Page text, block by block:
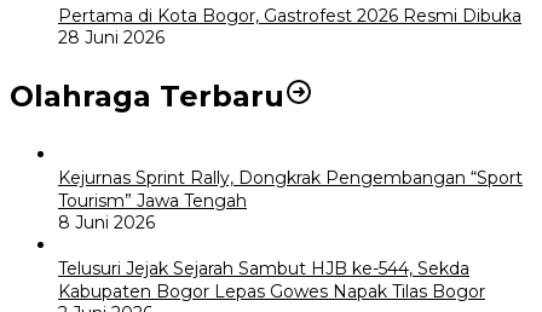
Pertama di Kota Bogor, Gastrofest 2026 Resmi Dibuka
28 Juni 2026
Olahraga Terbaru
Kejurnas Sprint Rally, Dongkrak Pengembangan “Sport
Tourism” Jawa Tengah
8 Juni 2026
Telusuri Jejak Sejarah Sambut HJB ke-544, Sekda
Kabupaten Bogor Lepas Gowes Napak Tilas Bogor